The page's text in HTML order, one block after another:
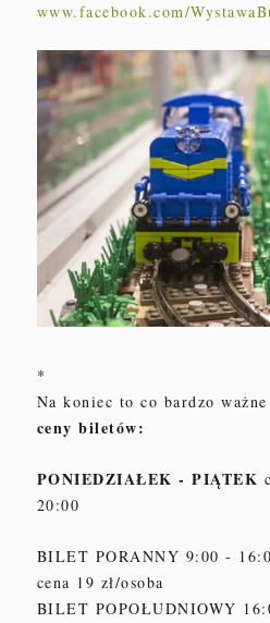
www.facebook.com/
*
Na koniec to co bardzo
ceny biletów:
PONIEDZIAŁEK - PIĄTEK
20:00
BILET PORANNY 9:00 -
cena 19 zł/osoba
BILET POPOŁUDNIOWY